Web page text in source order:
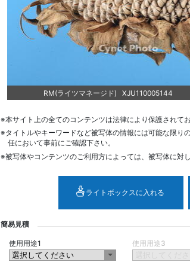
RM(ライツマネージド) XJU110005144
本サイト上の全てのコンテンツは法律により保護されて
タイトルやキーワードなど被写体の情報には可能な限り
任において事前にご確認下さい。
被写体やコンテンツのご利用方によっては、被写体に対
ライトボックスに入れる
簡易見積
使用用途1
使用用途3